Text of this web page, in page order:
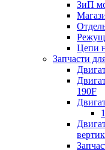
ЗиП
Цепи
Запчасти
190F